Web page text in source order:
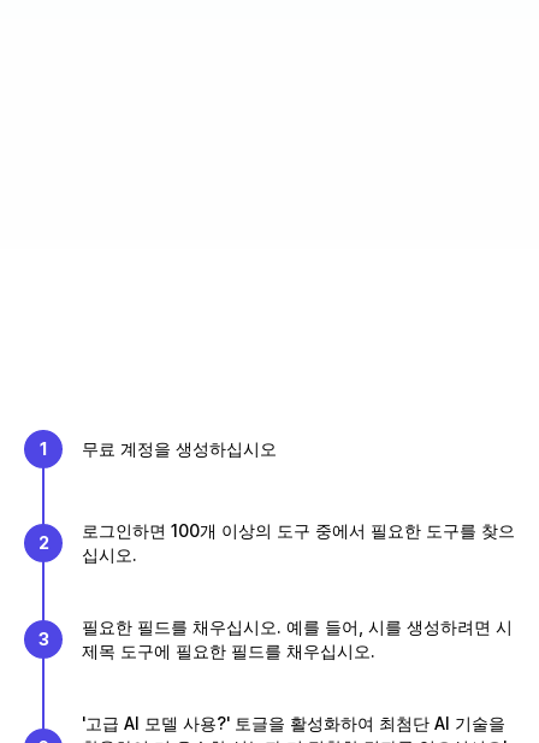
1 무료 계정을 생성하십시오
2
로그인하면 100개 이상의 도구 중에서 필요한 도구를 찾으
십시오.
3
필요한 필드를 채우십시오. 예를 들어, 시를 생성하려면 시
제목 도구에 필요한 필드를 채우십시오.
'고급 AI 모델 사용?' 토글을 활성화하여 최첨단 AI 기술을